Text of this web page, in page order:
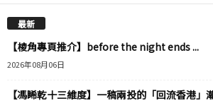
最新
【棱角專頁推介】before the night ends ...
2026年08月06日
【馮睎乾十三維度】一稿兩投的「回流香港」